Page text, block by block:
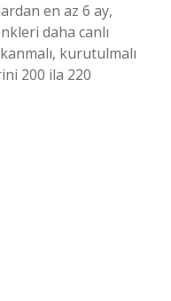
en az 6 ay,
daha canlı
kurutulmalı
200 ila 220